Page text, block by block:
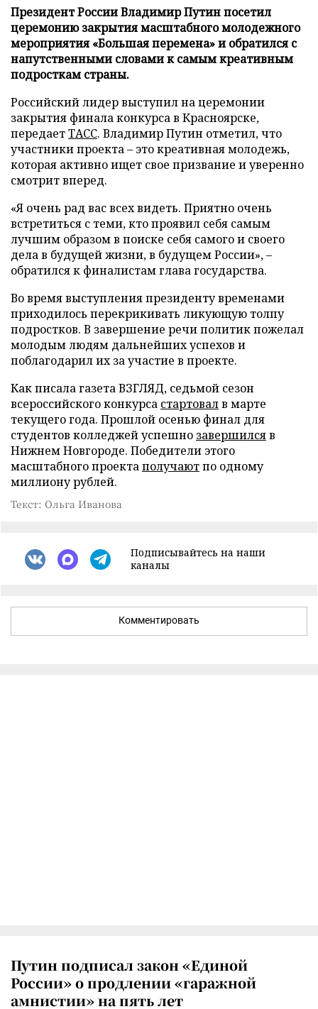
Президент России Владимир Путин посетил
церемонию закрытия масштабного молодежного
мероприятия «Большая перемена» и обратился с
напутственными словами к самым креативным
подросткам страны.
Российский лидер выступил на церемонии
закрытия финала конкурса в Красноярске,
передаетТАСС. Владимир Путин отметил, что
участники проекта – это креативная молодежь,
которая активно ищет свое призвание и уверенно
смотрит вперед.
«Я очень рад вас всех видеть. Приятно очень
встретиться с теми, кто проявил себя самым
лучшим образом в поиске себя самого и своего
дела в будущей жизни, в будущем России», –
обратился к финалистам глава государства.
Во время выступления президенту временами
приходилось перекрикивать ликующую толпу
подростков. В завершение речи политик пожелал
молодым людям дальнейших успехов и
поблагодарил их за участие в проекте.
Как писала газета ВЗГЛЯД, седьмой сезон
всероссийского конкурса стартовалв марте
текущего года. Прошлой осенью финал для
студентов колледжей успешно завершилсяв
Нижнем Новгороде. Победители этого
масштабного проектаполучаютпо одному
миллиону рублей.
Текст: Ольга Иванова
Подписывайтесь на наши
каналы
Комментировать
Путин подписал закон «Единой
России» о продлении «гаражной
амнистии» на пять лет